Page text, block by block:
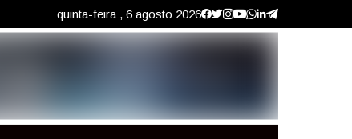
quinta-feira , 6 agosto 2026